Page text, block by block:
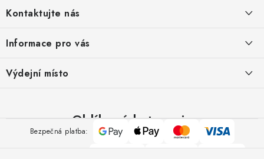
aKontaktujte nás
Pomůžeme vám s výběrem
Potřebujete s něčím poradit? Jsme tu pro vás!
Informace pro vás
Kontakty
Obchodní podmínky
Výdejní místo
Oblíbené kategorie
Bezpečná platba:
Pay
Apple
Pay
Mastercard